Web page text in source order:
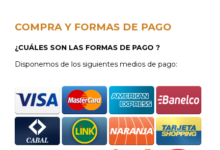
COMPRA Y FORMAS DE PAGO
¿CUÁLES SON LAS FORMAS DE PAGO ?
Disponemos de los siguientes medios de pago: